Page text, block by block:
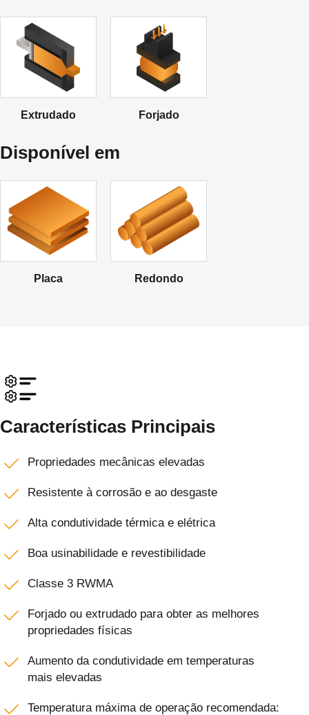
Extrudado Forjado
Disponível em
Placa Redondo
Características Principais
Propriedades mecânicas elevadas
Resistente à corrosão e ao desgaste
Alta condutividade térmica e elétrica
Boa usinabilidade e revestibilidade
Classe 3 RWMA
Forjado ou extrudado para obter as melhores
propriedades físicas
Aumento da condutividade em temperaturas
mais elevadas
Temperatura máxima de operação recomendada: